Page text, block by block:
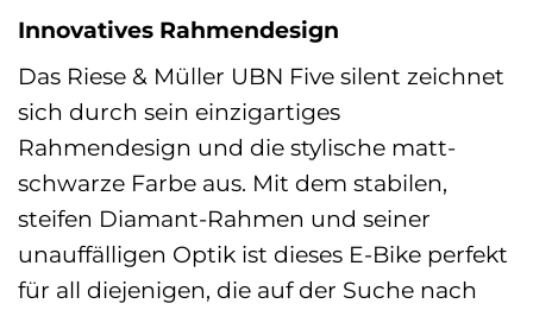
Innovatives Rahmendesign
Das Riese & Müller UBN Five silent zeichnet
sich durch sein einzigartiges
Rahmendesign und die stylische matt-
schwarze Farbe aus. Mit dem stabilen,
steifen Diamant-Rahmen und seiner
unauffälligen Optik ist dieses E-Bike perfekt
für all diejenigen, die auf der Suche nach